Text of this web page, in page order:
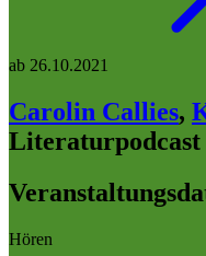
ab 26.10.2021
Carolin Callies,
Literaturpodcast
Hören